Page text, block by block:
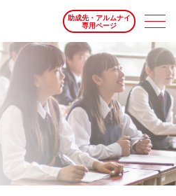
助成先・アルムナイ
専用ページ